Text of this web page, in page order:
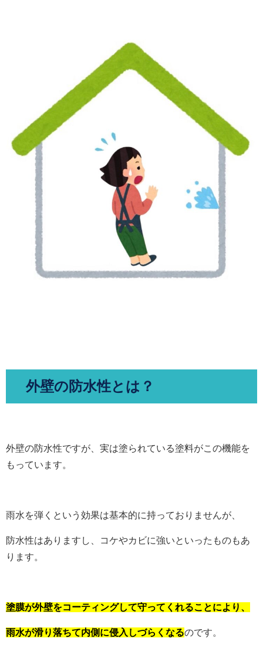
外壁の防水性とは？
外壁の防水性ですが、実は塗られている塗料がこの機能を
もっています。
雨水を弾くという効果は基本的に持っておりませんが、
防水性はありますし、コケやカビに強いといったものもあ
ります。
塗膜が外壁をコーティングして守ってくれることにより、
雨水が滑り落ちて内側に侵入しづらくなるのです。